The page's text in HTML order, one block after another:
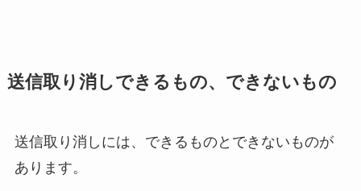
送信取り消しできるもの、できないもの
送信取り消しには、できるものとできないものが
あります。